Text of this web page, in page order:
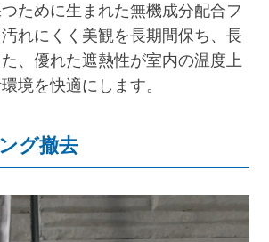
ために生まれた無機成分配合フ
れにくく美観を長期間保ち、長
、優れた遮熱性が室内の温度上
境を快適にします。
グ撤去